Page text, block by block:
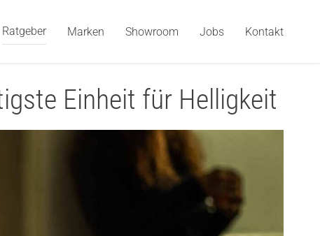
Ratgeber Marken Showroom Jobs Kontakt
Einheit für Helligkeit